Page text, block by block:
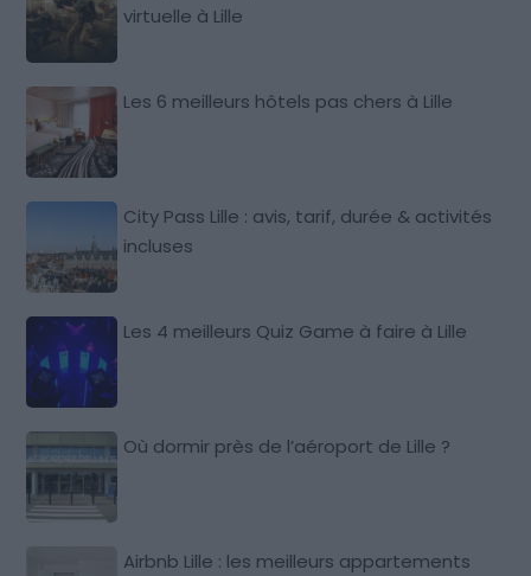
virtuelle à Lille
Les 6 meilleurs hôtels pas chers à Lille
City Pass Lille : avis, tarif, durée & activités
incluses
Les 4 meilleurs Quiz Game à faire à Lille
Où dormir près de l’aéroport de Lille ?
Airbnb Lille : les meilleurs appartements